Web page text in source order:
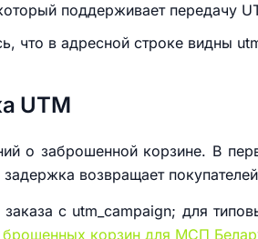
поддерживает передачу
что в адресной строке видны
UTM
о заброшенной корзине. В
возвращает
с utm_campaign; для
брошенных корзин для МСП